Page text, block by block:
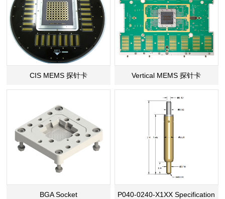
CIS MEMS 探针卡 Vertical MEMS 探针卡
BGA Socket P040-0240-X1XX Specification